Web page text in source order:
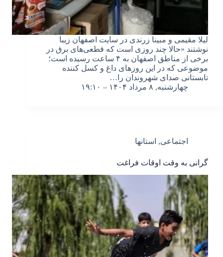
لیلا مقیمی و مبینا زرندی در سایت اصفهان زیبا
نوشتند «حالا چند روزی است که قطعی‌های برق در
برخی از مناطق اصفهان به ۴ ساعت رسیده است؛
موضوعی که در این روزهای داغ و کسل کننده
تابستانی صدای شهروندان را…
چهارشنبه, ۸ مرداد ۱۴۰۴ – ۱۹:۱۰
اجتماعی, استانها
گرانی به وقت اوقات فراغت